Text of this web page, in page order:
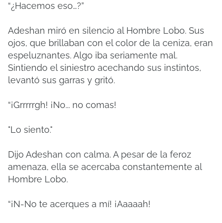
“¿Hacemos eso…?”
Adeshan miró en silencio al Hombre Lobo. Sus
ojos, que brillaban con el color de la ceniza, eran
espeluznantes. Algo iba seriamente mal.
Sintiendo el siniestro acechando sus instintos,
levantó sus garras y gritó.
“¡Grrrrrgh! ¡No... no comas!
"Lo siento."
Dijo Adeshan con calma. A pesar de la feroz
amenaza, ella se acercaba constantemente al
Hombre Lobo.
“¡N-No te acerques a mí! ¡Aaaaah!